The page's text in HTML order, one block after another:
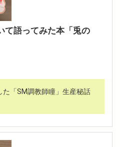
て語ってみた本「兎の
「SM調教師瞳」生産秘話